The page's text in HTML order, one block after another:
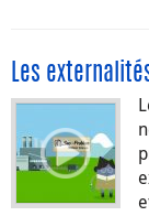
Les